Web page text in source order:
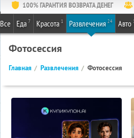
100% ГАРАНТИЯ ВОЗВРАТА ДЕНЕГ
Все Еда 7 Красота 1 Развлечения 24 Авто
Фотосессия
Главная Развлечения Фотосессия